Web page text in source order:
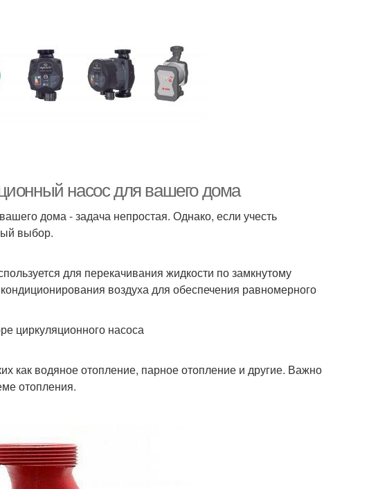
насос для вашего дома
дома - задача непростая. Однако, если учесть
выбор.
для перекачивания жидкости по замкнутому
воздуха для обеспечения равномерного
циркуляционного насоса
как водяное отопление, парное отопление и другие. Важно
отопления.